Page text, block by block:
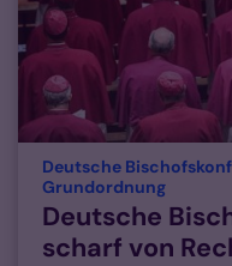
Deutsche
Grundordnung:
Deutsche
scharf von